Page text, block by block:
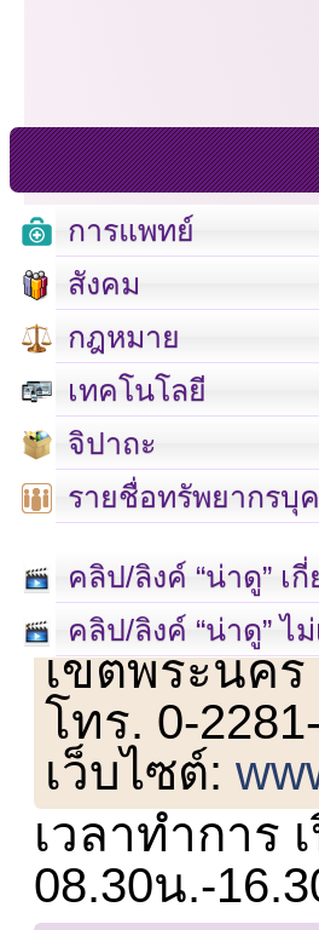
การแพทย์
สังคม
กฎหมาย
เทคโนโลยี
จิปาถะ
รายชื่อทรัพยากรบุ
คลิป/ลิงค์ “น่าดู” เ
คลิป/ลิงค์ “น่าดู” ไ
เลขที่ 23 ชั้
เขตพระนคร
โทร. 0-
เว็บไซต์:
เวลาทำการ
08.30น.-